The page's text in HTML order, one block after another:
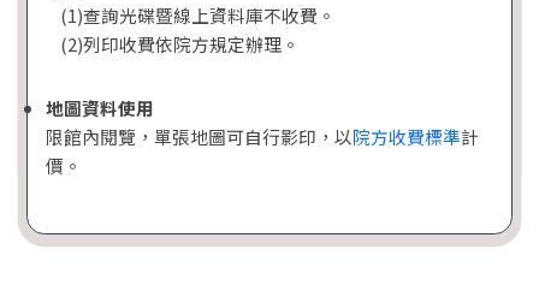
(1)查詢光碟暨線上資料庫不收費。
(2)列印收費依院方規定辦理。
地圖資料使用
限館內閱覽，單張地圖可自行影印，以院方收費標準計
價。